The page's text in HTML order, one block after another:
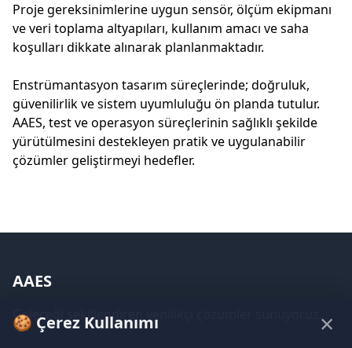
Proje gereksinimlerine uygun sensör, ölçüm ekipmanı
ve veri toplama altyapıları, kullanım amacı ve saha
koşulları dikkate alınarak planlanmaktadır.
Enstrümantasyon tasarım süreçlerinde; doğruluk,
güvenilirlik ve sistem uyumluluğu ön planda tutulur.
AAES, test ve operasyon süreçlerinin sağlıklı şekilde
yürütülmesini destekleyen pratik ve uygulanabilir
çözümler geliştirmeyi hedefler.
AAES
Geleceği şekillendiren yenilikçi çözümler sunuyoruz. ×
🍪 Çerez Kullanımı